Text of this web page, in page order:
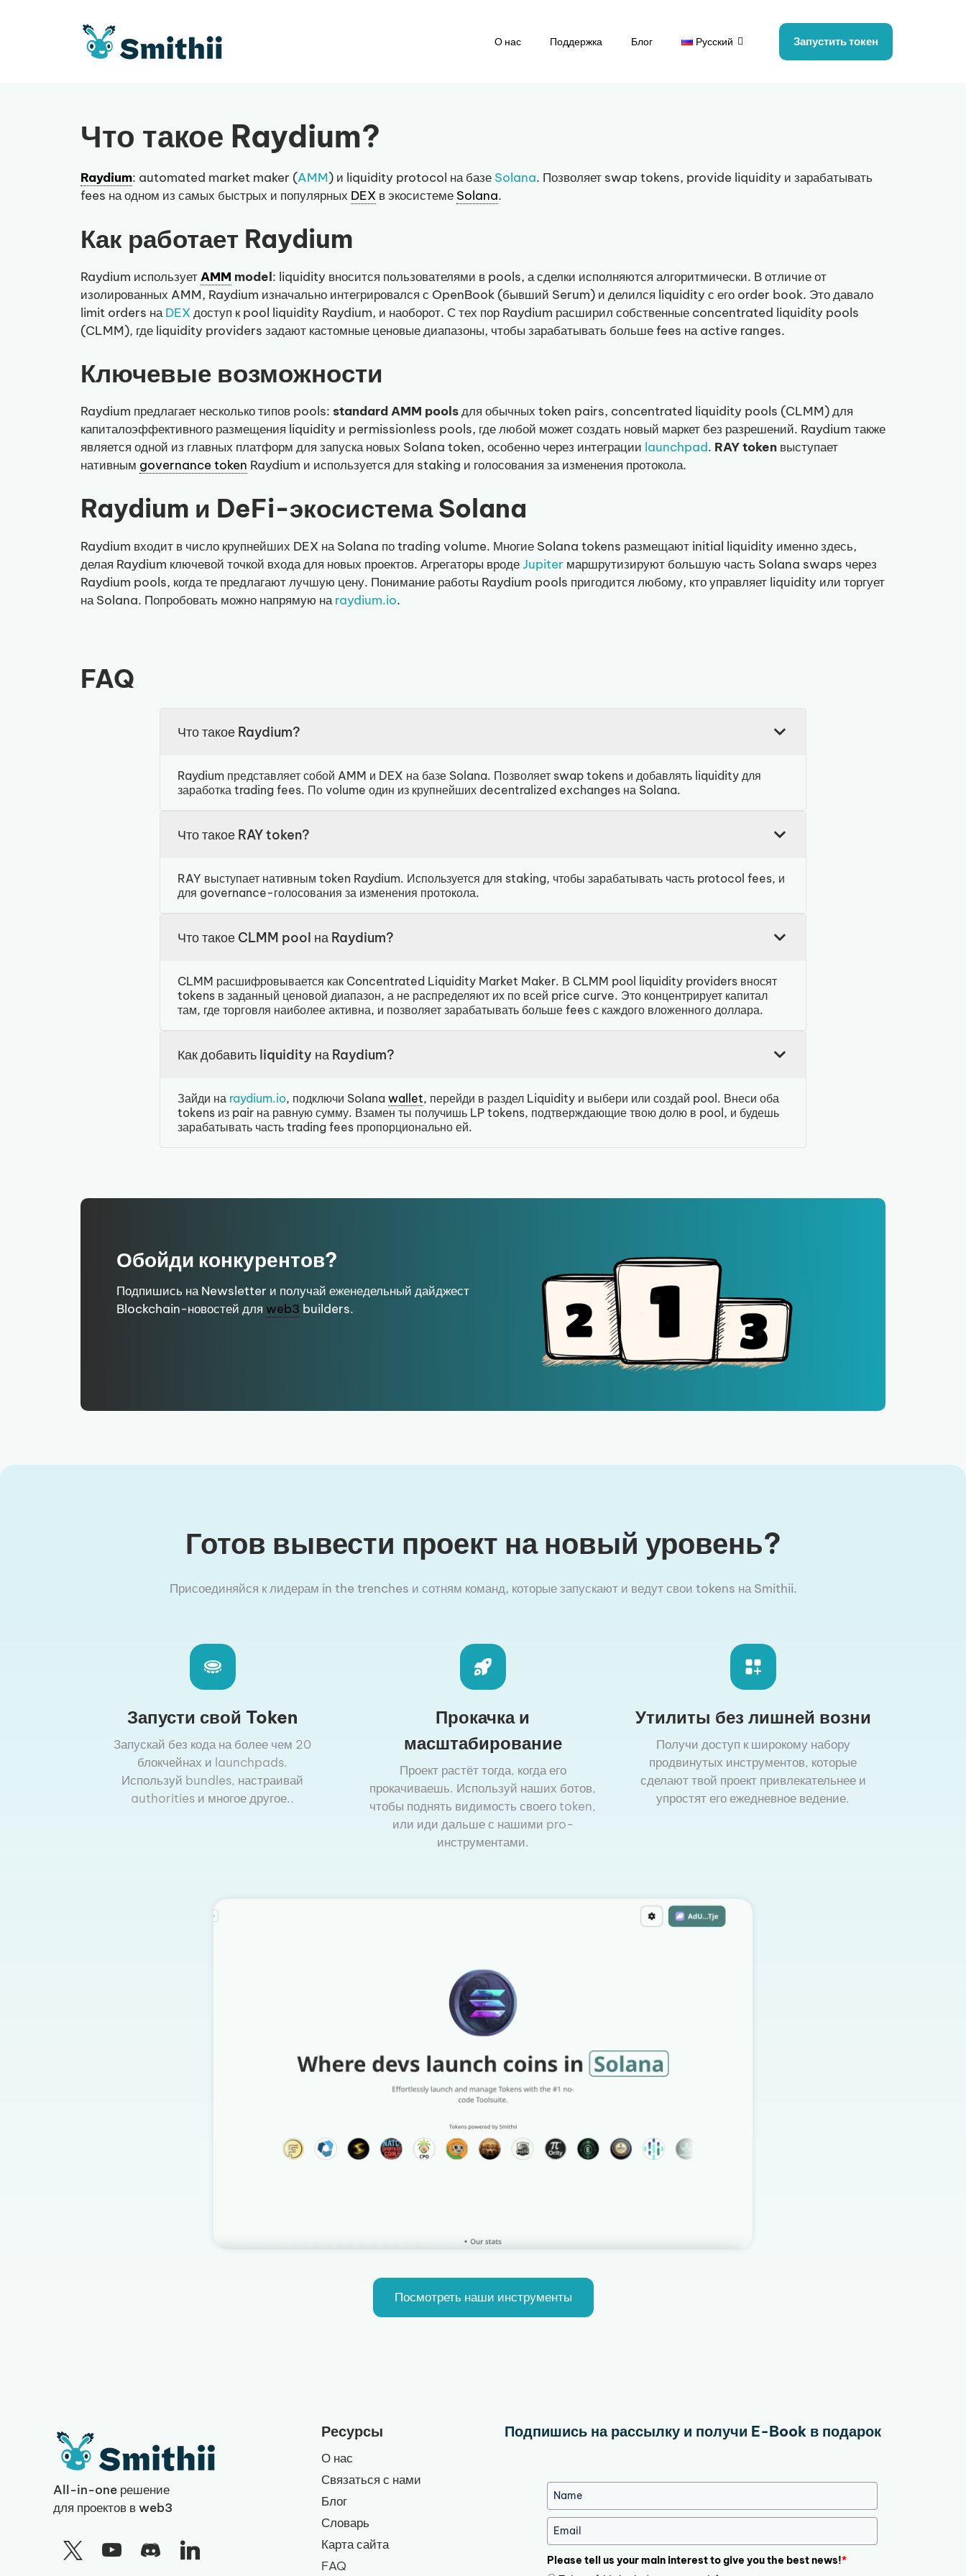
О нас Поддержка Блог Русский Запустить токен
Что такое Raydium?
Raydium: automated market maker (AMM) и liquidity protocol на базе Solana. Позволяет swap tokens, provide liquidity и зарабатывать
fees на одном из самых быстрых и популярных DEX в экосистеме Solana.
Как работает Raydium
Raydium используетAMM model: liquidity вносится пользователями в pools, а сделки исполняются алгоритмически. В отличие от
изолированных AMM, Raydium изначально интегрировался с OpenBook (бывший Serum) и делился liquidity с его order book. Это давало
limit orders наDEX доступ к pool liquidity Raydium, и наоборот. С тех пор Raydium расширил собственные concentrated liquidity pools
(CLMM), где liquidity providers задают кастомные ценовые диапазоны, чтобы зарабатывать больше fees на active ranges.
Ключевые возможности
Raydium предлагает несколько типов pools: standard AMM poolsдля обычных token pairs, concentrated liquidity pools (CLMM) для
капиталоэффективного размещения liquidity и permissionless pools, где любой может создать новый маркет без разрешений. Raydium также
является одной из главных платформ для запуска новых Solana token, особенно через интеграции launchpad. RAY token выступает
нативным governance token Raydium и используется для staking и голосования за изменения протокола.
Raydium и DeFi-экосистема Solana
Raydium входит в число крупнейших DEX на Solana по trading volume. Многие Solana tokens размещают initial liquidity именно здесь,
делая Raydium ключевой точкой входа для новых проектов. Агрегаторы вродеJupiter маршрутизируют большую часть Solana swaps через
Raydium pools, когда те предлагают лучшую цену. Понимание работы Raydium pools пригодится любому, кто управляет liquidity или торгует
на Solana. Попробовать можно напрямую наraydium.io.
FAQ
Что такое Raydium?
Raydium представляет собой AMM и DEX на базе Solana. Позволяет swap tokens и добавлять liquidity для
заработка trading fees. По volume один из крупнейших decentralized exchanges на Solana.
Что такое RAY token?
RAY выступает нативным token Raydium. Используется для staking, чтобы зарабатывать часть protocol fees, и
для governance-голосования за изменения протокола.
Что такое CLMM pool на Raydium?
CLMM расшифровывается как Concentrated Liquidity Market Maker. В CLMM pool liquidity providers вносят
tokens в заданный ценовой диапазон, а не распределяют их по всей price curve. Это концентрирует капитал
там, где торговля наиболее активна, и позволяет зарабатывать больше fees с каждого вложенного доллара.
Как добавить liquidity на Raydium?
Зайди на raydium.io, подключи Solana wallet, перейди в раздел Liquidity и выбери или создай pool. Внеси оба
tokens из pair на равную сумму. Взамен ты получишь LP tokens, подтверждающие твою долю в pool, и будешь
зарабатывать часть trading fees пропорционально ей.
Обойди конкурентов?
Подпишись на Newsletter и получай еженедельный дайджест
Blockchain-новостей для web3 builders.
Готов вывести проект на новый уровень?
Присоединяйся к лидерам in the trenches и сотням команд, которые запускают и ведут свои tokens на Smithii.
Запусти свой Token
Запускай без кода на более чем 20
блокчейнах и launchpads.
Используй bundles, настраивай
authorities и многое другое..
Прокачка и
масштабирование
Проект растёт тогда, когда его
прокачиваешь. Используй наших ботов,
чтобы поднять видимость своего token,
или иди дальше с нашими pro-
инструментами.
Утилиты без лишней возни
Получи доступ к широкому набору
продвинутых инструментов, которые
сделают твой проект привлекательнее и
упростят его ежедневное ведение.
Посмотреть наши инструменты
All-in-one решение
для проектов в web3
Ресурсы
О нас
Связаться с нами
Блог
Словарь
Карта сайта
FAQ
Подпишись на рассылку и получи E-Book в подарок
Please tell us your main interest to give you the best news!*